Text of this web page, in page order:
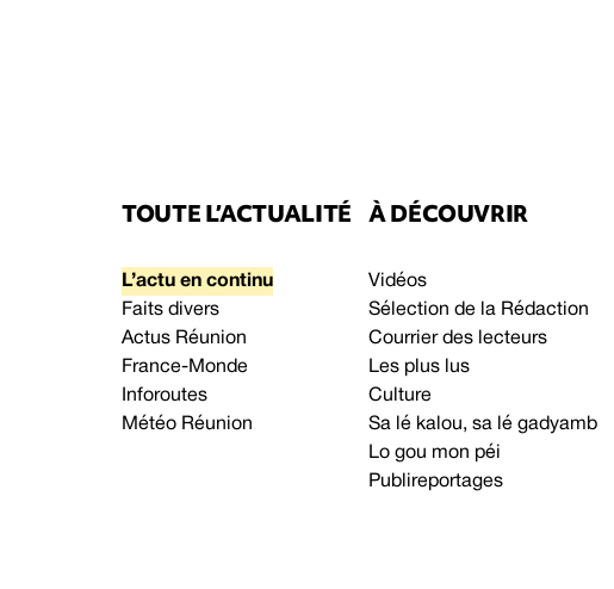
TOUTE L’ACTUALITÉ
L’actu en continu
Faits divers
Actus Réunion
France-Monde
Inforoutes
Météo Réunion
À DÉCOUVRIR
Vidéos
Sélection de la Rédaction
Courrier des lecteurs
Les plus lus
Culture
Sa lé kalou, sa lé gadyamb
Lo gou mon péi
Publireportages